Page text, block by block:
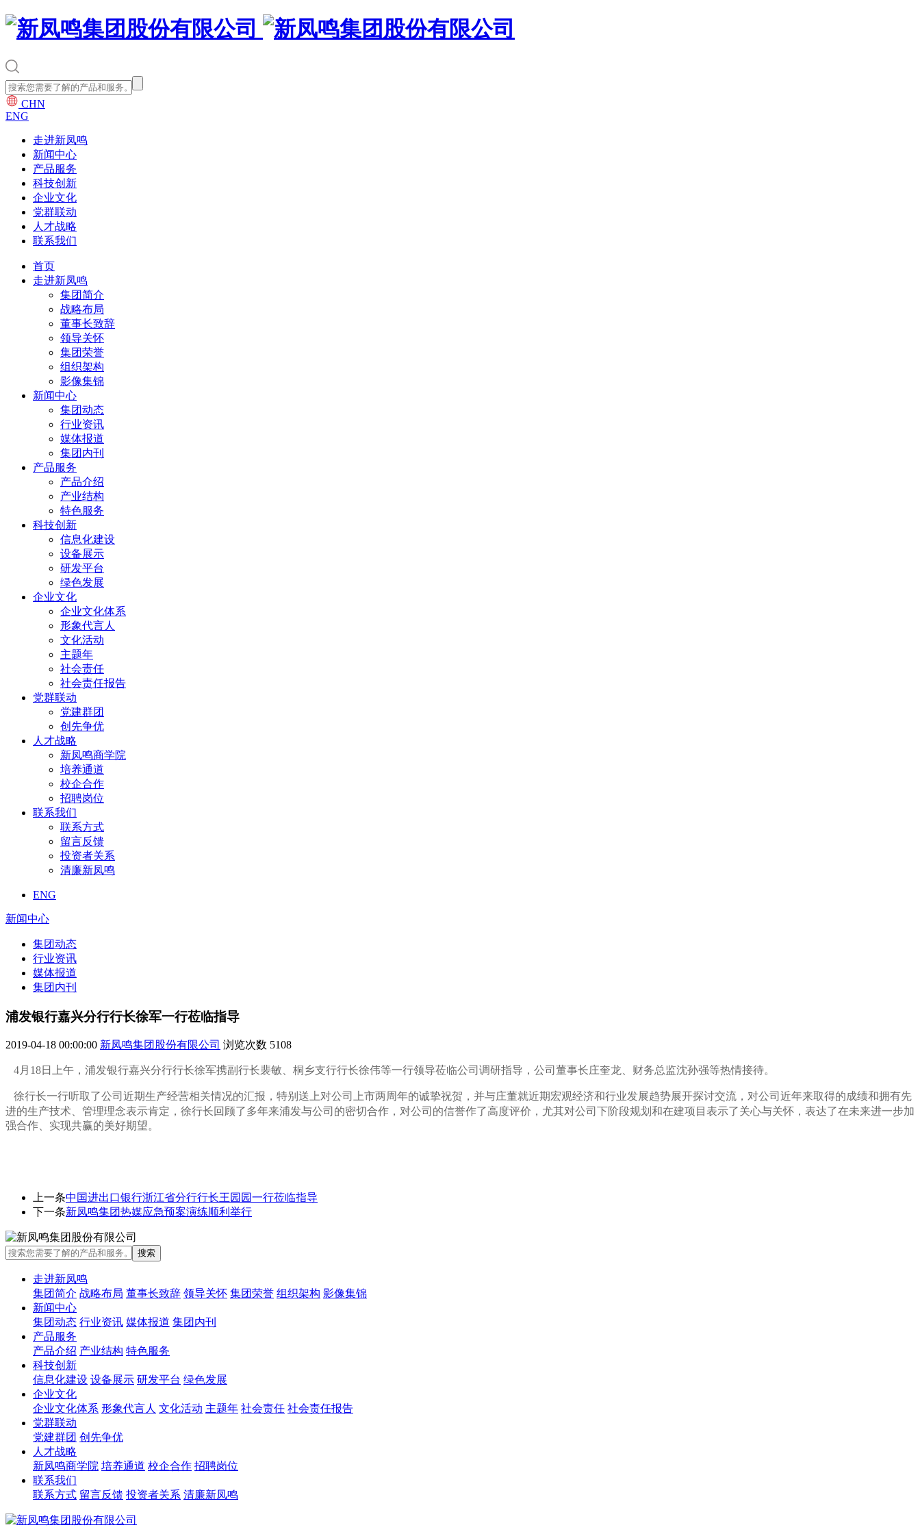
CHN
ENG
走进新凤鸣
新闻中心
产品服务
科技创新
企业文化
党群联动
人才战略
联系我们
首页
走进新凤鸣
集团简介
战略布局
董事长致辞
领导关怀
集团荣誉
组织架构
影像集锦
新闻中心
集团动态
行业资讯
媒体报道
集团内刊
产品服务
产品介绍
产业结构
特色服务
科技创新
信息化建设
设备展示
研发平台
绿色发展
企业文化
企业文化体系
形象代言人
文化活动
主题年
社会责任
社会责任报告
党群联动
党建群团
创先争优
人才战略
新凤鸣商学院
培养通道
校企合作
招聘岗位
联系我们
联系方式
留言反馈
投资者关系
清廉新凤鸣
ENG
新闻中心
集团动态
行业资讯
媒体报道
集团内刊
浦发银行嘉兴分行行长徐军一行莅临指导
2019-04-18 00:00:00 新凤鸣集团股份有限公司 浏览次数 5108
4月18日上午，浦发银行嘉兴分行行长徐军携副行长裴敏、 桐乡支行行长徐伟等一行领导莅临公司调研指导，公司董事长庄奎龙、财务总监沈孙强等热情接待。
徐行长一行听取了公司近期生产经营相关情况的汇报，特别送上对公司上市两周年的诚挚祝贺，并与庄董就近期宏观经济和行业发展趋势展开探讨交流， 对公司 近年来取得的成绩和拥有先
进的生产技术、管理理念表示肯定，徐行长回顾了多年来浦发与公司的密切合作，对公司的信誉作了高度评价，尤其对公司下阶段规划和在建项目表示了关心与关怀，表达了在未来进一步加
强合作、实现共赢的美好期望。
上一条中国进出口银行浙江省分行行长王园园一行莅临指导
下一条新凤鸣集团热媒应急预案演练顺利举行
走进新凤鸣
集团简介 战略布局 董事长致辞 领导关怀 集团荣誉 组织架构 影像集锦
新闻中心
集团动态 行业资讯 媒体报道 集团内刊
产品服务
产品介绍 产业结构 特色服务
科技创新
信息化建设 设备展示 研发平台 绿色发展
企业文化
企业文化体系 形象代言人 文化活动 主题年 社会责任 社会责任报告
党群联动
党建群团 创先争优
人才战略
新凤鸣商学院 培养通道 校企合作 招聘岗位
联系我们
联系方式 留言反馈 投资者关系 清廉新凤鸣